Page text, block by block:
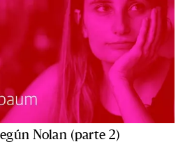
Nolan (parte 2)